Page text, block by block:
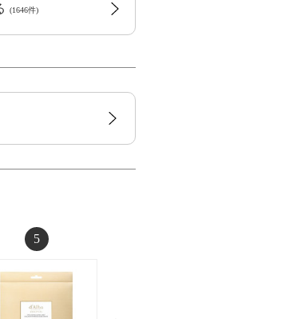
(1646件)
5